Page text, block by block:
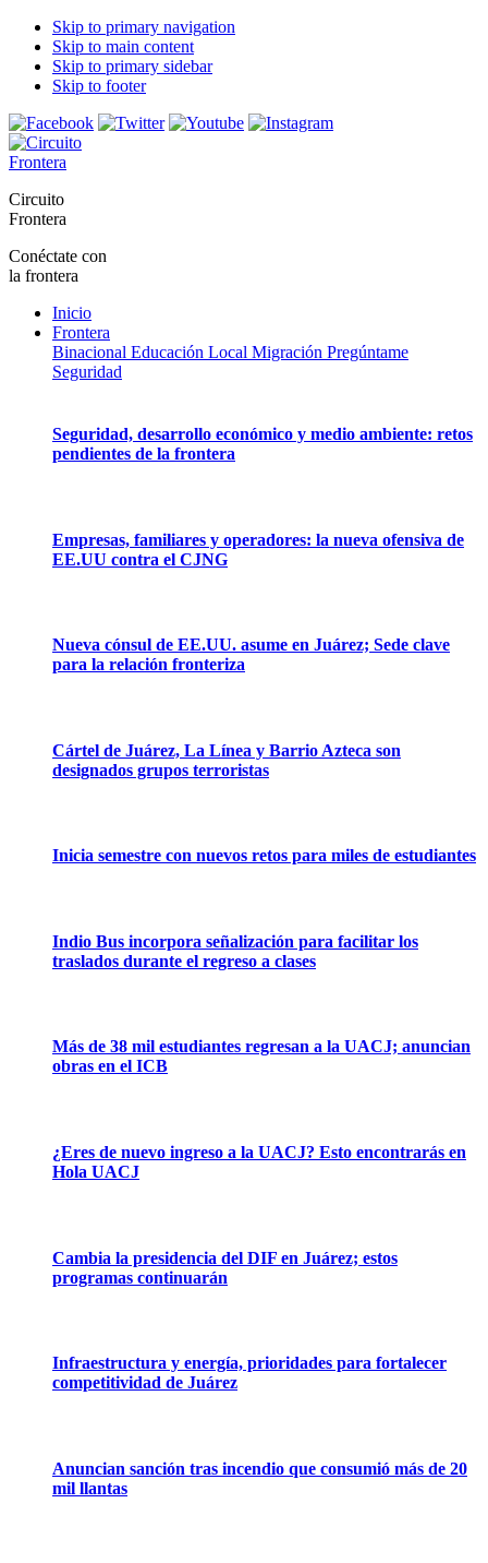
Skip to primary navigation
Skip to main content
Skip to primary sidebar
Skip to footer
Circuito
Frontera
Conéctate con
la frontera
Inicio
Frontera
Binacional Educación Local Migración Pregúntame
Seguridad
Seguridad, desarrollo económico y medio ambiente: retos
pendientes de la frontera
Empresas, familiares y operadores: la nueva ofensiva de
EE.UU contra el CJNG
Nueva cónsul de EE.UU. asume en Juárez; Sede clave
para la relación fronteriza
Cártel de Juárez, La Línea y Barrio Azteca son
designados grupos terroristas
Inicia semestre con nuevos retos para miles de estudiantes
Indio Bus incorpora señalización para facilitar los
traslados durante el regreso a clases
Más de 38 mil estudiantes regresan a la UACJ; anuncian
obras en el ICB
¿Eres de nuevo ingreso a la UACJ? Esto encontrarás en
Hola UACJ
Cambia la presidencia del DIF en Juárez; estos
programas continuarán
Infraestructura y energía, prioridades para fortalecer
competitividad de Juárez
Anuncian sanción tras incendio que consumió más de 20
mil llantas